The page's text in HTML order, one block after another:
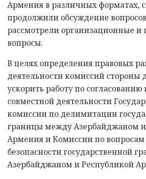
Армения в различных форматах,
продолжили обсуждение
рассмотрели организационные и
вопросы.
В целях определения правовых
деятельности комиссий стороны
ускорить работу по согласованию
совместной деятельности
комиссии по делимитации
границы между Азербайджаном
Армения и Комиссии по
безопасности государственной
Азербайджаном и Республикой